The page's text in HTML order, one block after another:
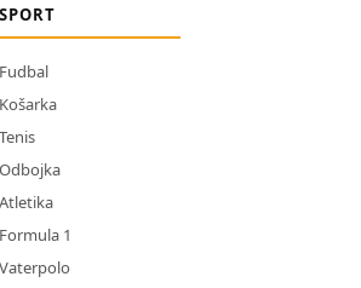
SPORT
Fudbal
Košarka
Tenis
Odbojka
Atletika
Formula 1
Vaterpolo